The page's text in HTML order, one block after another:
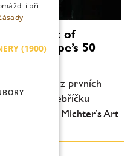
Art of
Europe’s 50
jedno z prvních
žebříčku
inaugurační Michter’s Art
při
(1900)